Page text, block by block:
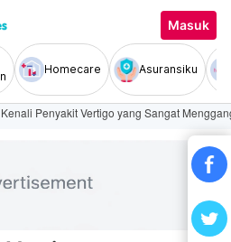
Masuk
Homecare Asuransiku
Kenali Penyakit Vertigo yang Sangat